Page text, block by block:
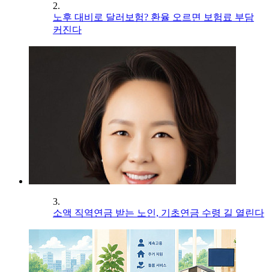
2.
노후 대비로 달러보험? 환율 오르면 보험료 부담
커진다
3.
소액 직역연금 받는 노인, 기초연금 수령 길 열린다